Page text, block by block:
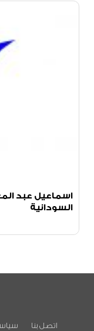
اسماعيل عبد
السودانية
اتصل بنا